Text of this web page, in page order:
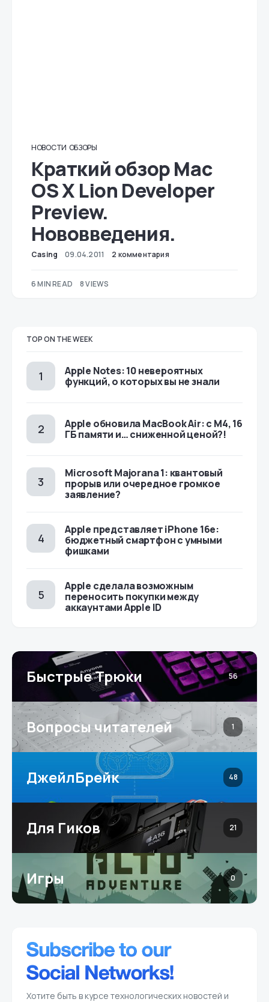
НОВОСТИ ОБЗОРЫ
Краткий обзор Mac
OS X Lion Developer
Preview.
Нововведения.
Casing 09.04.2011 2 комментария
6 MIN READ 8 VIEWS
TOP ON THE WEEK
Apple Notes: 10 невероятных
функций, о которых вы не знали
Apple обновила MacBook Air: с M4, 16
ГБ памяти и… сниженной ценой?!
Microsoft Majorana 1: квантовый
прорыв или очередное громкое
заявление?
Apple представляет iPhone 16e:
бюджетный смартфон с умными
фишками
Apple сделала возможным
переносить покупки между
аккаунтами Apple ID
Быстрые Трюки 56
Вопросы читателей 1
ДжейлБрейк 48
Для Гиков 21
Игры 0
Хотите быть в курсе технологических новостей и